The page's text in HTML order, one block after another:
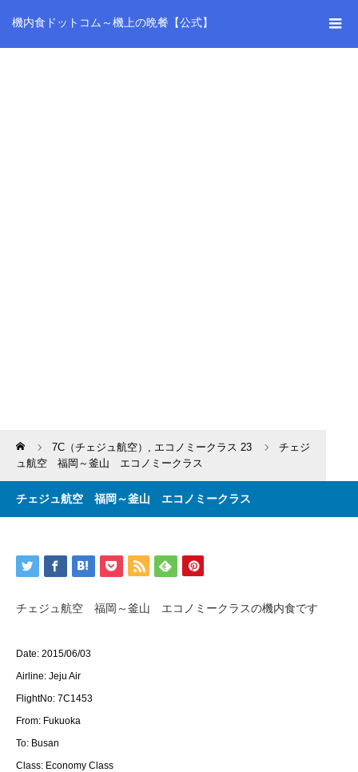
機内食ドットコム～機上の晩餐【公式】
Home 7C（チェジュ航空） , エコノミークラス 23
チェジ
ュ航空 福岡～釜山 エコノミークラス
チェジュ航空 福岡～釜山 エコノミークラス
チェジュ航空 福岡～釜山 エコノミークラスの機内食です
Date: 2015/06/03
Airline: Jeju Air
FlightNo: 7C1453
From: Fukuoka
To: Busan
Class: Economy Class